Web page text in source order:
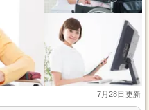
7月28日更新